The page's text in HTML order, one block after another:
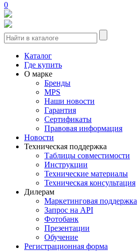
0
Каталог
Где купить
О марке
Бренды
MPS
Наши новости
Гарантия
Сертификаты
Правовая информация
Новости
Техническая поддержка
Таблицы совместимости
Инструкции
Технические материалы
Техническая консультация
Дилерам
Маркетинговая поддержка
Запрос на API
Фотобанк
Презентации
Обучение
Регистрационная форма